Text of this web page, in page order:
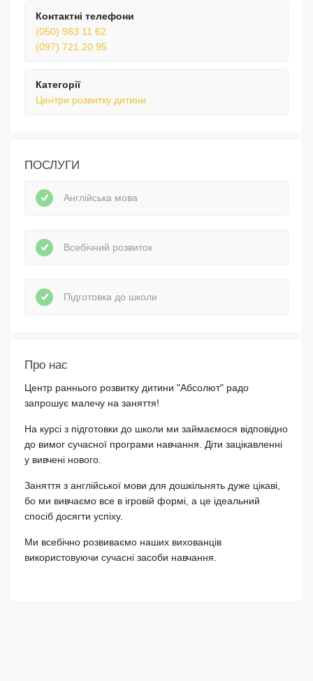
Контактні телефони
(050) 983 11 62
(097) 721 20 95
Категорії
Центри розвитку дитини
ПОСЛУГИ
Англійська мова
Всебічний розвиток
Підготовка до школи
Про нас
Центр раннього розвитку дитини "Абсолют" радо
запрошує малечу на заняття!
На курсі з підготовки до школи ми займаємося відповідно
до вимог сучасної програми навчання. Діти зацікавленні
у вивчені нового.
Заняття з англійської мови для дошкільнять дуже цікаві,
бо ми вивчаємо все в ігровій формі, а це ідеальний
спосіб досягти успіху.
Ми всебічно розвиваємо наших вихованців
використовуючи сучасні засоби навчання.